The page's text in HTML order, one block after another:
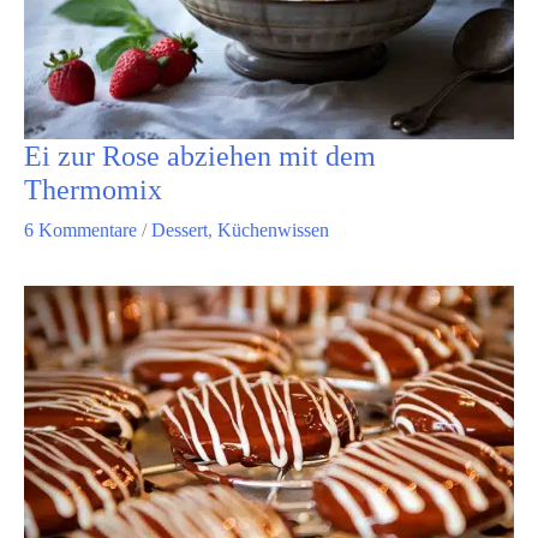
Ei zur Rose abziehen mit dem
Thermomix
6 Kommentare /Dessert, Küchenwissen